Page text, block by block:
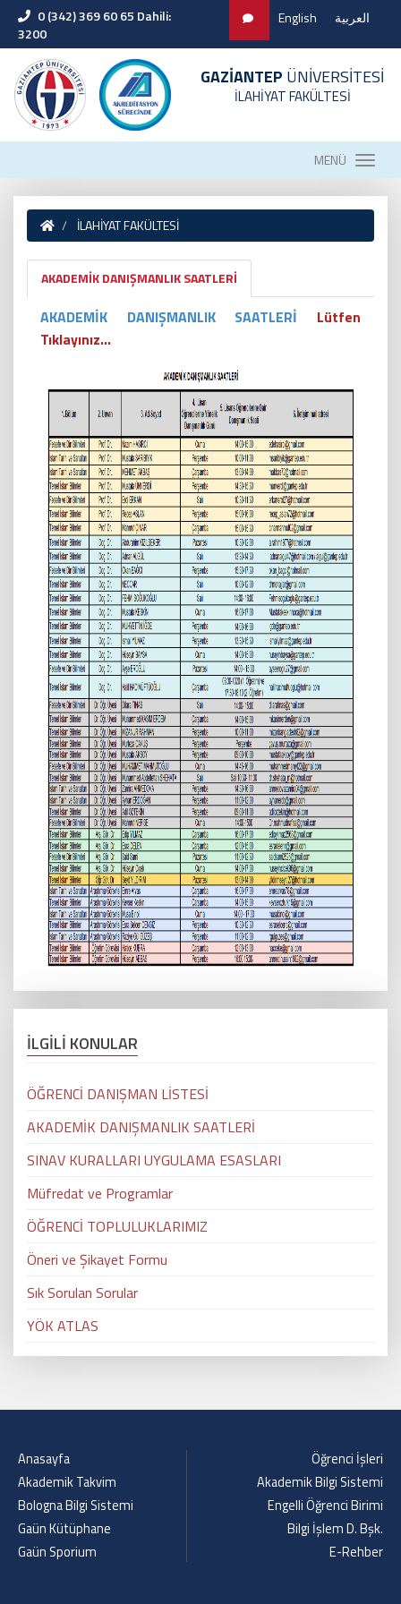
0 (342) 369 60 65 Dahili:
3200
English العربية
GAZİANTEP ÜNİVERSİTESİ
İLAHİYAT FAKÜLTESİ
MENÜ
İLAHİYAT FAKÜLTESİ
AKADEMİK DANIŞMANLIK SAATLERİ
AKADEMİK DANIŞMANLIK SAATLERİ
Lütfen
Tıklayınız...
İLGİLİ KONULAR
ÖĞRENCİ DANIŞMAN LİSTESİ
AKADEMİK DANIŞMANLIK SAATLERİ
SINAV KURALLARI UYGULAMA ESASLARI
Müfredat ve Programlar
ÖĞRENCİ TOPLULUKLARIMIZ
Öneri ve Şikayet Formu
Sık Sorulan Sorular
YÖK ATLAS
Anasayfa
Akademik Takvim
Bologna Bilgi Sistemi
Gaün Kütüphane
Gaün Sporium
Öğrenci İşleri
Akademik Bilgi Sistemi
Engelli Öğrenci Birimi
Bilgi İşlem D. Bşk.
E-Rehber